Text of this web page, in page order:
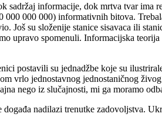
informacije, dok mrtva tvar ima
000 000) informativnih bitova.
Još su složenije stanice sisavaca ili
upravo spomenuli. Informacijska
postavili su jednadžbe koje su
vrlo jednostavnog jednostaničnog
nego iz slučajnosti, mi ga moramo
nadilazi trenutke zadovoljstva.